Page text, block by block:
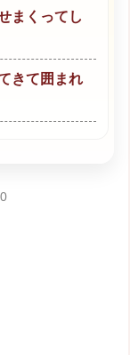
まくってし
きて囲まれ